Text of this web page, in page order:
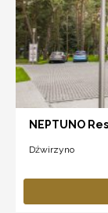
NEPTUNO
Dźwirzyno